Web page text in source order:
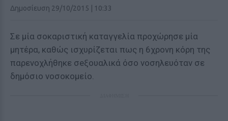
Δημοσίευση 29/10/2015 | 10:33
Σε μία σοκαριστική καταγγελία προχώρησε μία
μητέρα, καθώς ισχυρίζεται πως η 6χρονη κόρη της
παρενοχλήθηκε σeξουαλικά όσο νοσηλευόταν σε
δημόσιο νοσοκομείο.